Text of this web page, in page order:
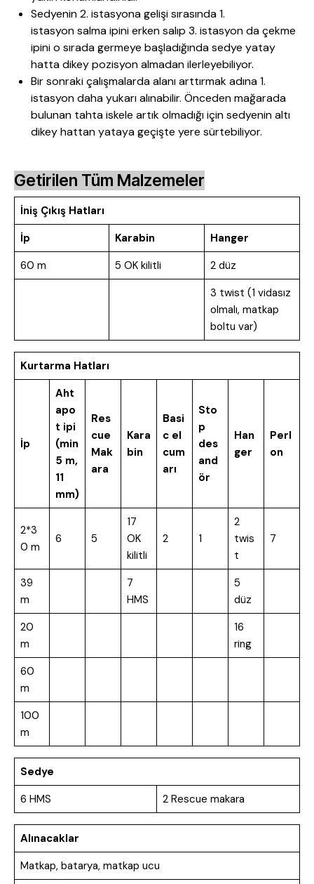
Sedyenin 2. istasyona gelişi sırasında 1.
istasyon salma ipini erken salıp 3. istasyon da çekme
ipini o sırada germeye başladığında sedye yatay
hatta dikey pozisyon almadan ilerleyebiliyor.
Bir sonraki çalışmalarda alanı arttırmak adına 1.
istasyon daha yukarı alınabilir. Önceden mağarada
bulunan tahta iskele artık olmadığı için sedyenin altı
dikey hattan yataya geçişte yere sürtebiliyor.
Getirilen Tüm Malzemeler
İniş Çıkış Hatları
İp
Karabin
Hanger
60 m
5 OK kilitli
2 düz
3 twist (1 vidasız
olmalı, matkap
boltu var)
Kurtarma Hatları
İp
Aht
apo
t ipi
(min
5 m,
11
mm)
Res
cue
Mak
ara
Kara
bin
Basi
c el
cum
arı
Sto
p
des
and
ör
Han
ger
Perl
on
2*3
0 m
6 5
17
OK
kilitli
2 1
2
twis
t
7
39
m
7
HMS
5
düz
20
m
16
ring
60
m
100
m
Sedye
6 HMS
2 Rescue makara
Alınacaklar
Matkap, batarya, matkap ucu